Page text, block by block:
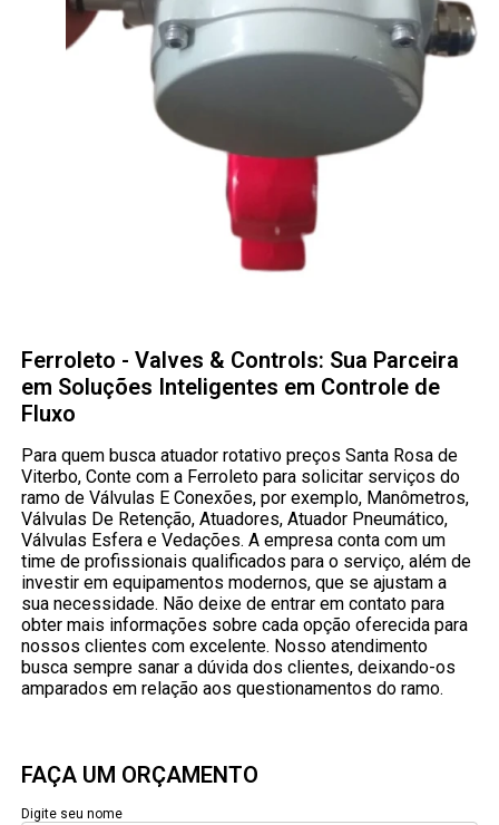
Ferroleto - Valves & Controls: Sua Parceira
em Soluções Inteligentes em Controle de
Fluxo
Para quem busca atuador rotativo preços Santa Rosa de
Viterbo, Conte com a Ferroleto para solicitar serviços do
ramo de Válvulas E Conexões, por exemplo, Manômetros,
Válvulas De Retenção, Atuadores, Atuador Pneumático,
Válvulas Esfera e Vedações. A empresa conta com um
time de profissionais qualificados para o serviço, além de
investir em equipamentos modernos, que se ajustam a
sua necessidade. Não deixe de entrar em contato para
obter mais informações sobre cada opção oferecida para
nossos clientes com excelente. Nosso atendimento
busca sempre sanar a dúvida dos clientes, deixando-os
amparados em relação aos questionamentos do ramo.
FAÇA UM ORÇAMENTO
Digite seu nome